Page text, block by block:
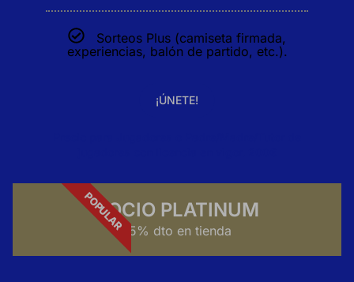
Sorteos Plus (camiseta firmada,
experiencias, balón de partido, etc.).
¡ÚNETE!
POPULAR
SOCIO PLATINUM
15% dto en tienda